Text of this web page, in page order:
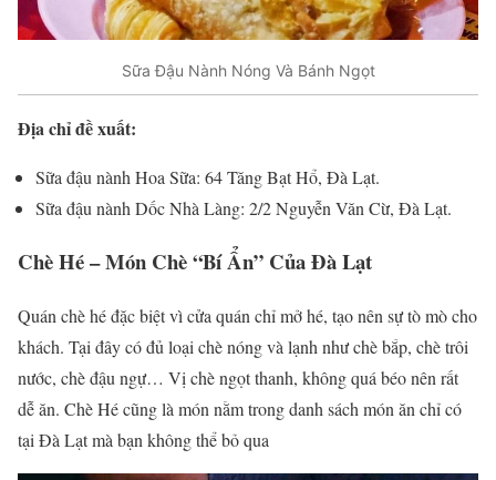
Sữa Đậu Nành Nóng Và Bánh Ngọt
Địa chỉ đề xuất:
Sữa đậu nành Hoa Sữa: 64 Tăng Bạt Hổ, Đà Lạt.
Sữa đậu nành Dốc Nhà Làng: 2/2 Nguyễn Văn Cừ, Đà Lạt.
Chè Hé – Món Chè “Bí Ẩn” Của Đà Lạt
Quán chè hé đặc biệt vì cửa quán chỉ mở hé, tạo nên sự tò mò cho
khách. Tại đây có đủ loại chè nóng và lạnh như chè bắp, chè trôi
nước, chè đậu ngự… Vị chè ngọt thanh, không quá béo nên rất
dễ ăn. Chè Hé cũng là món nằm trong danh sách món ăn chỉ có
tại Đà Lạt mà bạn không thể bỏ qua